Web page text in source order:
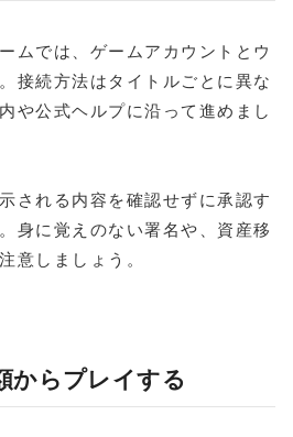
ムでは、ゲームアカウントとウ
接続方法はタイトルごとに異な
や公式ヘルプに沿って進めまし
される内容を確認せずに承認す
身に覚えのない署名や、資産移
意しましょう。
からプレイする